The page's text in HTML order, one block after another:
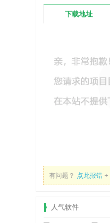
下载地址
有问题？ 点此报错 +
人气软件